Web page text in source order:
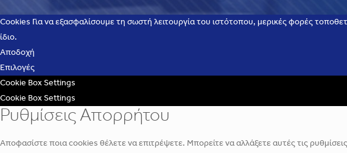
Cookies Για να εξασφαλίσουμε τη σωστή λειτουργία του ιστότοπου, μερικές φορές
ίδιο.
Αποδοχή
Επιλογές
Cookie Box Settings
Cookie Box Settings
Ρυθμίσεις Απορρήτου
Αποφασίστε ποια cookies θέλετε να επιτρέψετε. Μπορείτε να αλλάξετε αυτές τις